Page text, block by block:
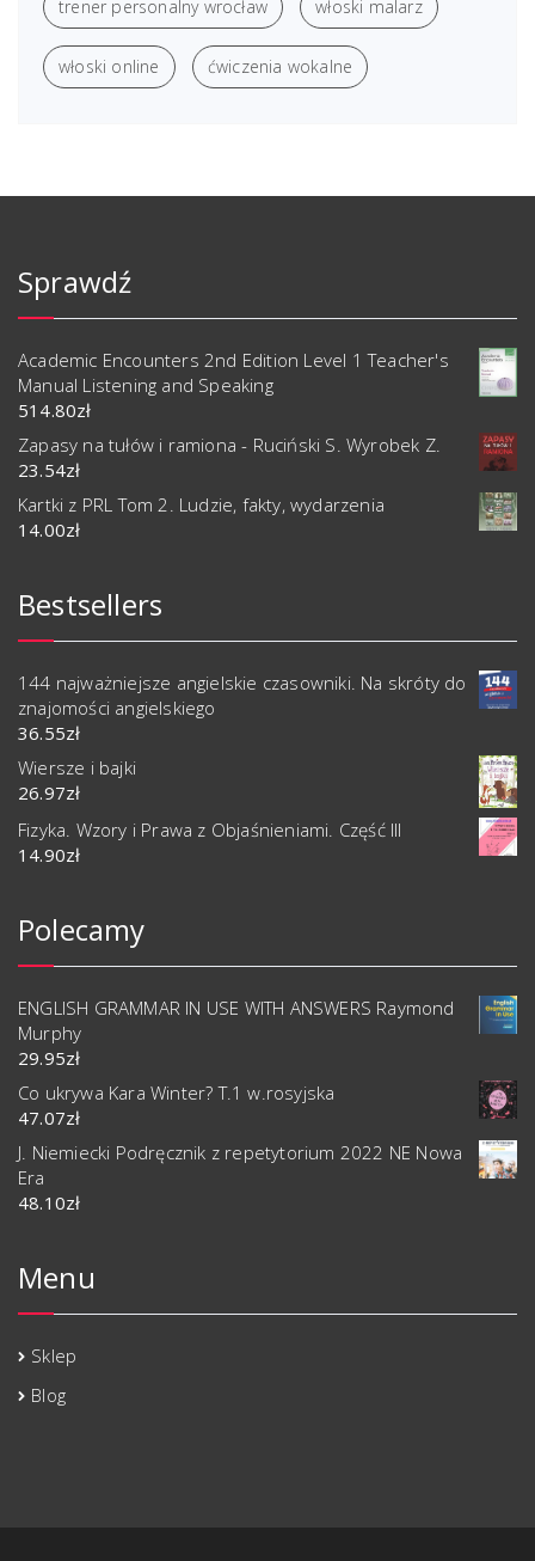
trener personalny wrocław włoski malarz
włoski online ćwiczenia wokalne
Sprawdź
Academic Encounters 2nd Edition Level 1 Teacher's
Manual Listening and Speaking
514.80zł
Zapasy na tułów i ramiona - Ruciński S. Wyrobek Z.
23.54zł
Kartki z PRL Tom 2. Ludzie, fakty, wydarzenia
14.00zł
Bestsellers
144 najważniejsze angielskie czasowniki. Na skróty do
znajomości angielskiego
36.55zł
Wiersze i bajki
26.97zł
Fizyka. Wzory i Prawa z Objaśnieniami. Część III
14.90zł
Polecamy
ENGLISH GRAMMAR IN USE WITH ANSWERS Raymond
Murphy
29.95zł
Co ukrywa Kara Winter? T.1 w.rosyjska
47.07zł
J. Niemiecki Podręcznik z repetytorium 2022 NE Nowa
Era
48.10zł
Menu
Sklep
Blog